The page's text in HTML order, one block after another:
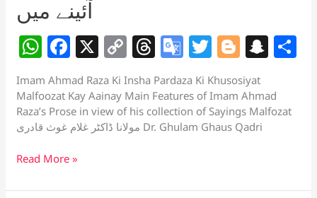
ادب
کے
عبقری
آئینے میں
W
h
at
s
A
p
p
F
a
c
e
b
o
o
X C
o
p
y
Li
k
T
h
re
a
d
G
o
o
gl
e
a
T
w
itt
er
Bl
o
g
g
er
S
a
p
at
Imam Ahmad Raza Ki Insha Pardaza Ki Khusosiyat
Malfoozat Kay Aainay Main Features of Imam Ahmad
Raza’s Prose in view of his collection of Sayings Malfozat
مولانا ڈاکٹر غلام غوث قادری Dr. Ghulam Ghaus Qadri
امام
رضا
Read More »